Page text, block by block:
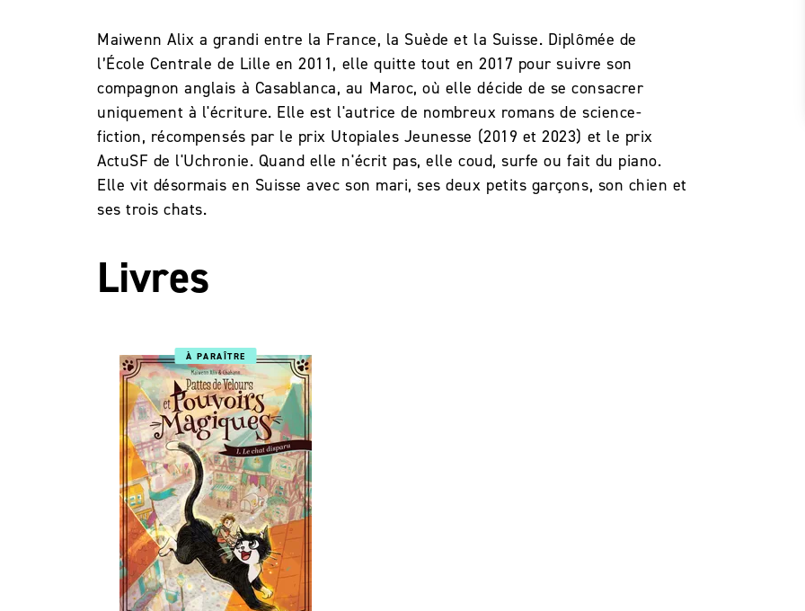
Maiwenn Alix a grandi entre la France, la Suède et la Suisse. Diplômée de
l’École Centrale de Lille en 2011, elle quitte tout en 2017 pour suivre son
compagnon anglais à Casablanca, au Maroc, où elle décide de se consacrer
uniquement à l'écriture. Elle est l'autrice de nombreux romans de science-
fiction, récompensés par le prix Utopiales Jeunesse (2019 et 2023) et le prix
ActuSF de l'Uchronie. Quand elle n'écrit pas, elle coud, surfe ou fait du piano.
Elle vit désormais en Suisse avec son mari, ses deux petits garçons, son chien et
ses trois chats.
Livres
À PARAÎTRE